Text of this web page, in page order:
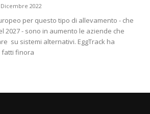
2022
per questo tipo di allevamento - che
2027 - sono in aumento le aziende che
su sistemi alternativi. EggTrack ha
fatti finora